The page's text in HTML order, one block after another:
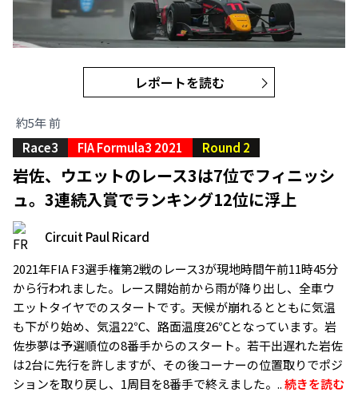
レポートを読む
約5年 前
Race3
FIA Formula3 2021 Round 2
岩佐、ウエットのレース3は7位でフィニッシ
ュ。3連続入賞でランキング12位に浮上
Circuit Paul Ricard
2021年FIA F3選手権第2戦のレース3が現地時間午前11時45分
から行われました。レース開始前から雨が降り出し、全車ウ
エットタイヤでのスタートです。天候が崩れるとともに気温
も下がり始め、気温22℃、路面温度26℃となっています。岩
佐歩夢は予選順位の8番手からのスタート。若干出遅れた岩佐
は2台に先行を許しますが、その後コーナーの位置取りでポジ
ションを取り戻し、1周目を8番手で終えました。..続きを読む